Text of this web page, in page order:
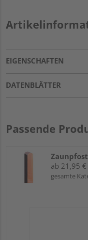
EIGENSCHAFTEN
DATENBLÄTTER
Passende
ab 21,95
gesamte